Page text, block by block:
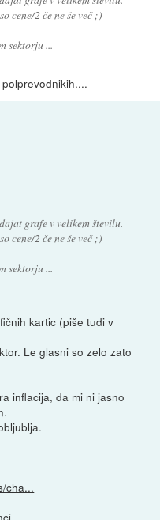
cene/2 če ne še več ;)
sektorju ...
grafe v velikem številu.
cene/2 če ne še več ;)
sektorju ...
kartic (piše tudi v
Le glasni so zelo zato
inflacija, da mi ni jasno
cha...